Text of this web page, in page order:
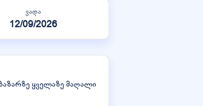
ვადა
12/09/2026
ყველაზე მაღალი